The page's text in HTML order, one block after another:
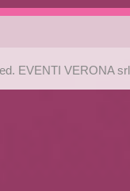
EVENTI VERONA